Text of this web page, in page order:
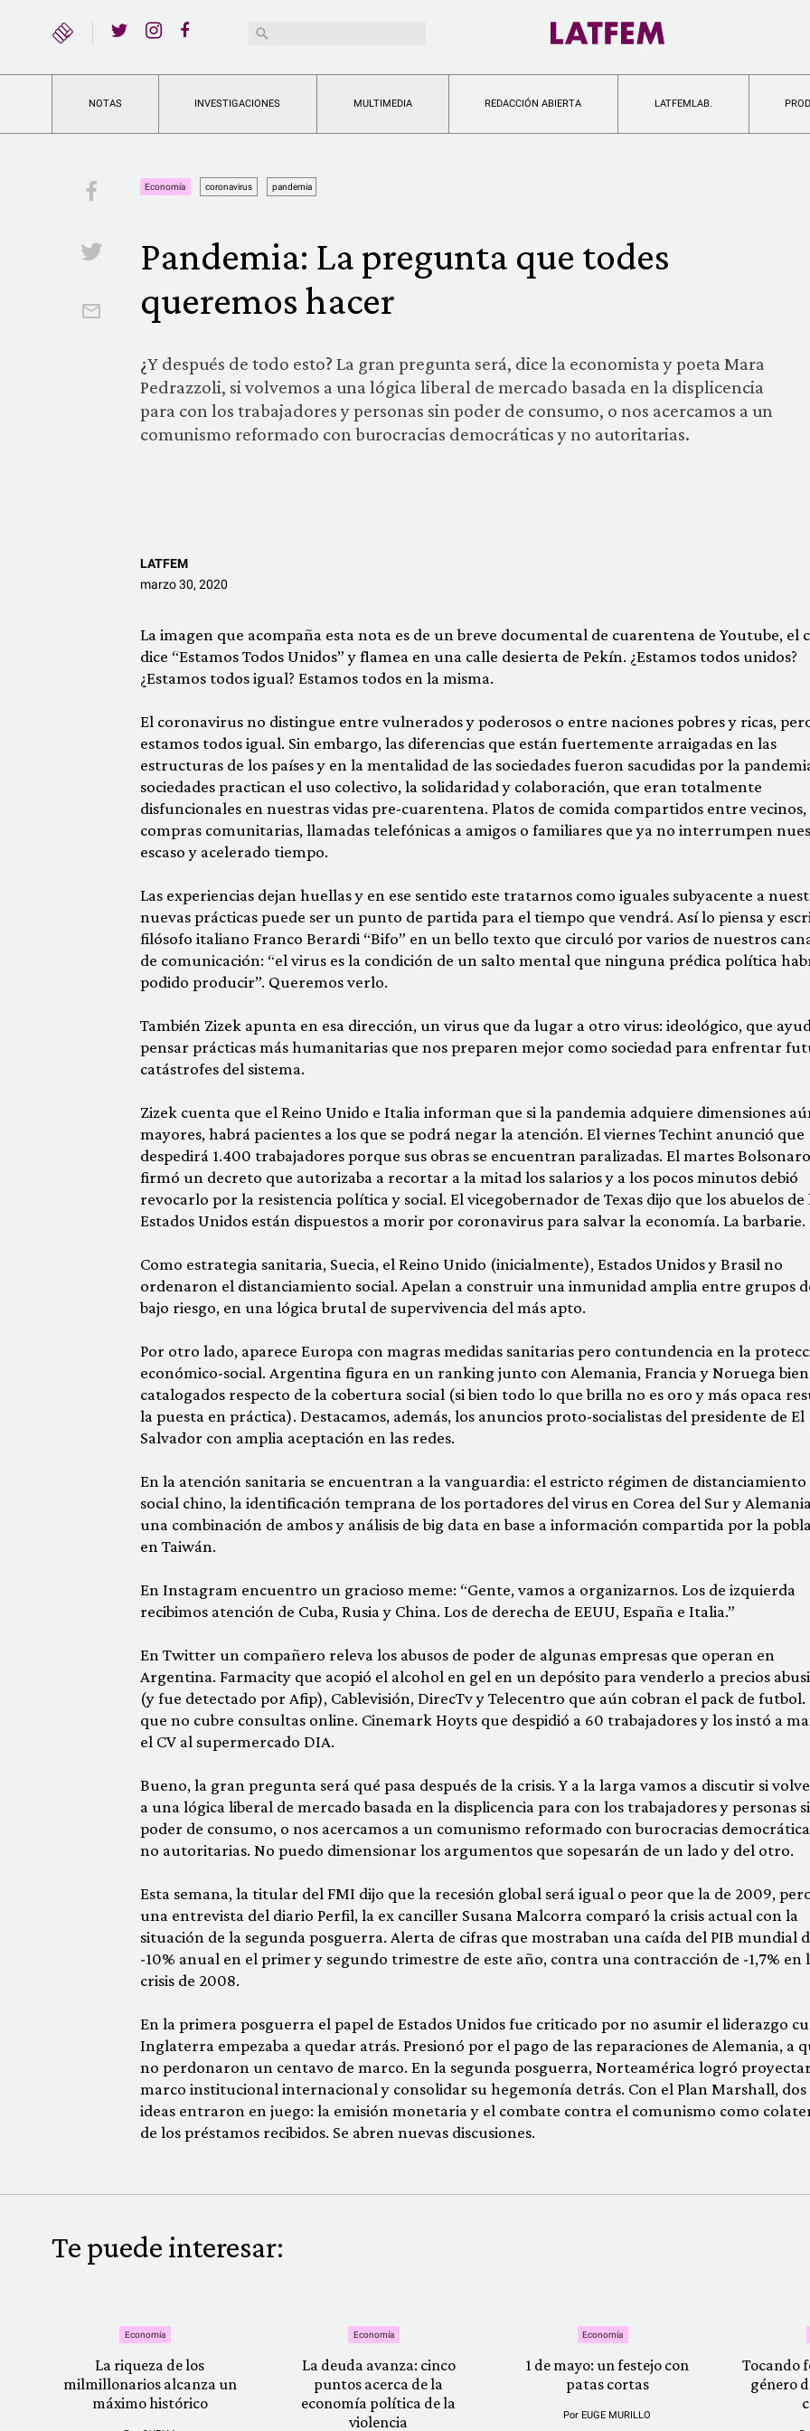
YouTubeBuscar:
NOTAS INVESTIGACIONES MULTIMEDIA REDACCIÓN ABIERTA LATFEMLAB.
Facebook
Twitter
Email
Economía coronavirus pandemia
Pandemia: La pregunta que todes
queremos hacer
¿Y después de todo esto? La gran pregunta será, dice la economista y poeta Mara
Pedrazzoli, si volvemos a una lógica liberal de mercado basada en la displicencia
para con los trabajadores y personas sin poder de consumo, o nos acercamos a un
comunismo reformado con burocracias democráticas y no autoritarias.
LATFEM
marzo 30, 2020
La imagen que acompaña esta nota es de un breve documental de cuarentena de Youtube, el
dice “Estamos Todos Unidos” y flamea en una calle desierta de Pekín. ¿Estamos todos unidos?
¿Estamos todos igual? Estamos todos en la misma.
El coronavirus no distingue entre vulnerados y poderosos o entre naciones pobres y ricas,
estamos todos igual. Sin embargo, las diferencias que están fuertemente arraigadas en las
estructuras de los países y en la mentalidad de las sociedades fueron sacudidas por la
sociedades practican el uso colectivo, la solidaridad y colaboración, que eran totalmente
disfuncionales en nuestras vidas pre-cuarentena. Platos de comida compartidos entre vecinos,
compras comunitarias, llamadas telefónicas a amigos o familiares que ya no interrumpen
escaso y acelerado tiempo.
Las experiencias dejan huellas y en ese sentido este tratarnos como iguales subyacente a
nuevas prácticas puede ser un punto de partida para el tiempo que vendrá. Así lo piensa y
filósofo italiano Franco Berardi “Bifo” en un bello texto que circuló por varios de nuestros
de comunicación: “el virus es la condición de un salto mental que ninguna prédica política
podido producir”. Queremos verlo.
También Zizek apunta en esa dirección, un virus que da lugar a otro virus: ideológico, que
pensar prácticas más humanitarias que nos preparen mejor como sociedad para enfrentar
catástrofes del sistema.
Zizek cuenta que el Reino Unido e Italia informan que si la pandemia adquiere dimensiones
mayores, habrá pacientes a los que se podrá negar la atención. El viernes Techint anunció que
despedirá 1.400 trabajadores porque sus obras se encuentran paralizadas. El martes Bolsonaro
firmó un decreto que autorizaba a recortar a la mitad los salarios y a los pocos minutos debió
revocarlo por la resistencia política y social. El vicegobernador de Texas dijo que los abuelos de
Estados Unidos están dispuestos a morir por coronavirus para salvar la economía. La barbarie.
Como estrategia sanitaria, Suecia, el Reino Unido (inicialmente), Estados Unidos y Brasil no
ordenaron el distanciamiento social. Apelan a construir una inmunidad amplia entre grupos
bajo riesgo, en una lógica brutal de supervivencia del más apto.
Por otro lado, aparece Europa con magras medidas sanitarias pero contundencia en la
económico-social. Argentina figura en un ranking junto con Alemania, Francia y Noruega bien
catalogados respecto de la cobertura social (si bien todo lo que brilla no es oro y más opaca
la puesta en práctica). Destacamos, además, los anuncios proto-socialistas del presidente de El
Salvador con amplia aceptación en las redes.
En la atención sanitaria se encuentran a la vanguardia: el estricto régimen de distanciamiento
social chino, la identificación temprana de los portadores del virus en Corea del Sur y
una combinación de ambos y análisis de big data en base a información compartida por la
en Taiwán.
En Instagram encuentro un gracioso meme: “Gente, vamos a organizarnos. Los de izquierda
recibimos atención de Cuba, Rusia y China. Los de derecha de EEUU, España e Italia.”
En Twitter un compañero releva los abusos de poder de algunas empresas que operan en
Argentina. Farmacity que acopió el alcohol en gel en un depósito para venderlo a precios
(y fue detectado por Afip), Cablevisión, DirecTv y Telecentro que aún cobran el pack de futbol.
que no cubre consultas online. Cinemark Hoyts que despidió a 60 trabajadores y los instó a
el CV al supermercado DIA.
Bueno, la gran pregunta será qué pasa después de la crisis. Y a la larga vamos a discutir si
a una lógica liberal de mercado basada en la displicencia para con los trabajadores y personas
poder de consumo, o nos acercamos a un comunismo reformado con burocracias
no autoritarias. No puedo dimensionar los argumentos que sopesarán de un lado y del otro.
Esta semana, la titular del FMI dijo que la recesión global será igual o peor que la de 2009,
una entrevista del diario Perfil, la ex canciller Susana Malcorra comparó la crisis actual con la
situación de la segunda posguerra. Alerta de cifras que mostraban una caída del PIB mundial
-10% anual en el primer y segundo trimestre de este año, contra una contracción de -1,7% en
crisis de 2008.
En la primera posguerra el papel de Estados Unidos fue criticado por no asumir el liderazgo
Inglaterra empezaba a quedar atrás. Presionó por el pago de las reparaciones de Alemania, a
no perdonaron un centavo de marco. En la segunda posguerra, Norteamérica logró
marco institucional internacional y consolidar su hegemonía detrás. Con el Plan Marshall, dos
ideas entraron en juego: la emisión monetaria y el combate contra el comunismo como
de los préstamos recibidos. Se abren nuevas discusiones.
Te puede interesar:
Economía
La riqueza de los
milmillonarios alcanza un
máximo histórico
Economía
La deuda avanza: cinco
puntos acerca de la
economía política de la
violencia
Economía
1 de mayo: un festejo con
patas cortas
Por EUGE MURILLO
Tocando
género